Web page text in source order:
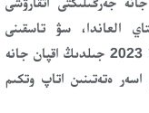
العاندا، سۋ تاسقىنى
كەزەڭىندە جۇمىسقا دايىن. سۋ تاسقىنى جاعدايىنا 2023 جىلدىڭ اقپان جانە
اسەر ەتەتىنىن اتاپ وتكىم